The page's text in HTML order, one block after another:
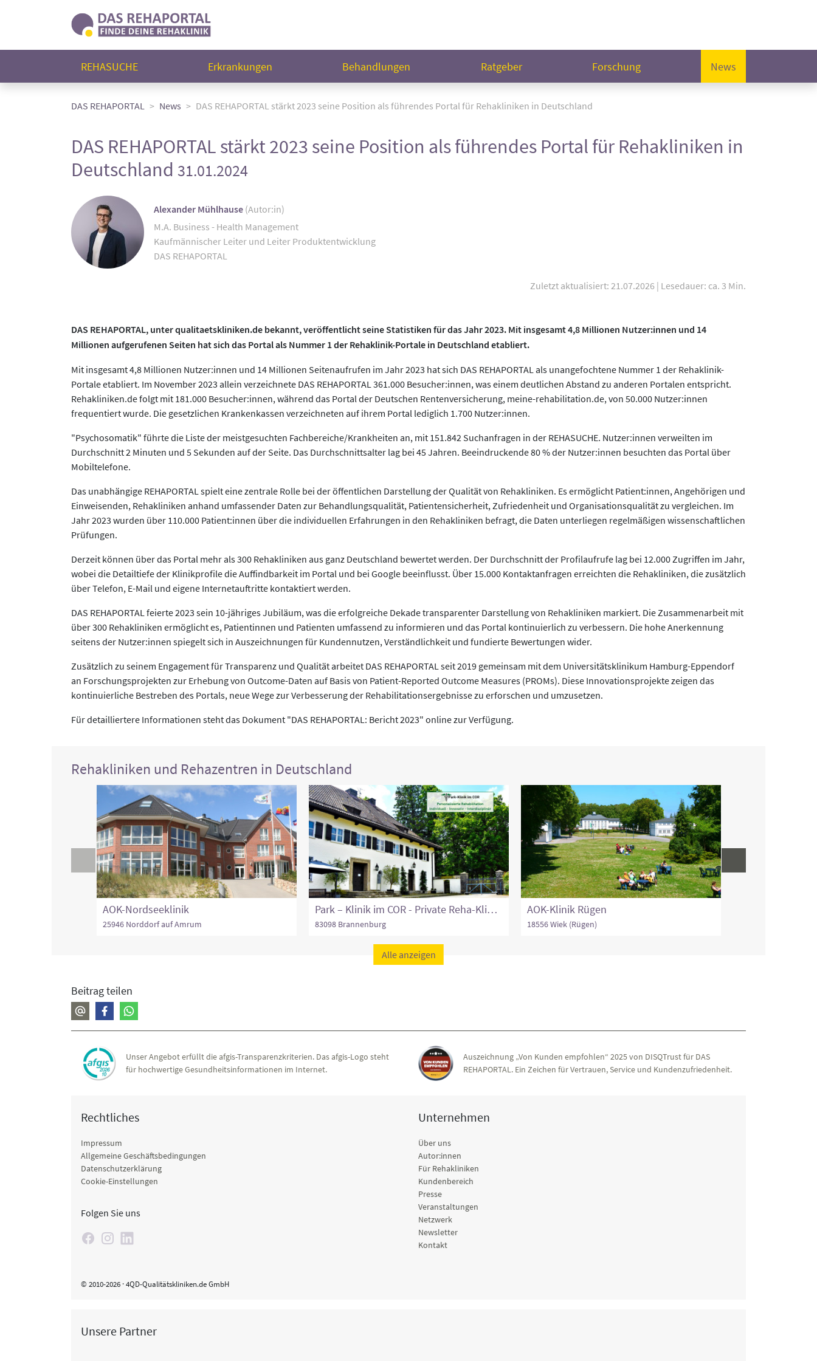
REHASUCHE Erkrankungen Behandlungen Ratgeber Forschung News
DAS REHAPORTAL News DAS REHAPORTAL stärkt 2023 seine Position als führendes Portal für Rehakliniken in Deutschland
DAS REHAPORTAL stärkt 2023 seine Position als führendes Portal für Rehakliniken in
Deutschland 31.01.2024
Alexander Mühlhause (Autor:in)
M.A. Business - Health Management
Kaufmännischer Leiter und Leiter Produktentwicklung
DAS REHAPORTAL
Zuletzt aktualisiert: 21.07.2026 | Lesedauer: ca. 3 Min.
DAS REHAPORTAL, unter qualitaetskliniken.de bekannt, veröffentlicht seine Statistiken für das Jahr 2023. Mit insgesamt 4,8 Millionen Nutzer:innen und 14
Millionen aufgerufenen Seiten hat sich das Portal als Nummer 1 der Rehaklinik-Portale in Deutschland etabliert.
Mit insgesamt 4,8 Millionen Nutzer:innen und 14 Millionen Seitenaufrufen im Jahr 2023 hat sich DAS REHAPORTAL als unangefochtene Nummer 1 der Rehaklinik-
Portale etabliert. Im November 2023 allein verzeichnete DAS REHAPORTAL 361.000 Besucher:innen, was einem deutlichen Abstand zu anderen Portalen entspricht.
Rehakliniken.de folgt mit 181.000 Besucher:innen, während das Portal der Deutschen Rentenversicherung, meine-rehabilitation.de, von 50.000 Nutzer:innen
frequentiert wurde. Die gesetzlichen Krankenkassen verzeichneten auf ihrem Portal lediglich 1.700 Nutzer:innen.
"Psychosomatik" führte die Liste der meistgesuchten Fachbereiche/Krankheiten an, mit 151.842 Suchanfragen in der REHASUCHE. Nutzer:innen verweilten im
Durchschnitt 2 Minuten und 5 Sekunden auf der Seite. Das Durchschnittsalter lag bei 45 Jahren. Beeindruckende 80 % der Nutzer:innen besuchten das Portal über
Mobiltelefone.
Das unabhängige REHAPORTAL spielt eine zentrale Rolle bei der öffentlichen Darstellung der Qualität von Rehakliniken. Es ermöglicht Patient:innen, Angehörigen und
Einweisenden, Rehakliniken anhand umfassender Daten zur Behandlungsqualität, Patientensicherheit, Zufriedenheit und Organisationsqualität zu vergleichen. Im
Jahr 2023 wurden über 110.000 Patient:innen über die individuellen Erfahrungen in den Rehakliniken befragt, die Daten unterliegen regelmäßigen wissenschaftlichen
Prüfungen.
Derzeit können über das Portal mehr als 300 Rehakliniken aus ganz Deutschland bewertet werden. Der Durchschnitt der Profilaufrufe lag bei 12.000 Zugriffen im Jahr,
wobei die Detailtiefe der Klinikprofile die Auffindbarkeit im Portal und bei Google beeinflusst. Über 15.000 Kontaktanfragen erreichten die Rehakliniken, die zusätzlich
über Telefon, E-Mail und eigene Internetauftritte kontaktiert werden.
DAS REHAPORTAL feierte 2023 sein 10-jähriges Jubiläum, was die erfolgreiche Dekade transparenter Darstellung von Rehakliniken markiert. Die Zusammenarbeit mit
über 300 Rehakliniken ermöglicht es, Patientinnen und Patienten umfassend zu informieren und das Portal kontinuierlich zu verbessern. Die hohe Anerkennung
seitens der Nutzer:innen spiegelt sich in Auszeichnungen für Kundennutzen, Verständlichkeit und fundierte Bewertungen wider.
Zusätzlich zu seinem Engagement für Transparenz und Qualität arbeitet DAS REHAPORTAL seit 2019 gemeinsam mit dem Universitätsklinikum Hamburg-Eppendorf
an Forschungsprojekten zur Erhebung von Outcome-Daten auf Basis von Patient-Reported Outcome Measures (PROMs). Diese Innovationsprojekte zeigen das
kontinuierliche Bestreben des Portals, neue Wege zur Verbesserung der Rehabilitationsergebnisse zu erforschen und umzusetzen.
Für detailliertere Informationen steht das Dokument "DAS REHAPORTAL: Bericht 2023" online zur Verfügung.
Rehakliniken und Rehazentren in Deutschland
AOK-Nordseeklinik
25946 Norddorf auf Amrum
Park – Klinik im COR - Private Reha-Klinik für Innere Medizin zur Behandlung von Erschöpfungssyndromen (Long/Post-COVID, ME/CFS u.a.)
83098 Brannenburg
AOK-Klinik Rügen
18556 Wiek (Rügen)
Alle anzeigen
Beitrag teilen
Unser Angebot erfüllt die afgis-Transparenzkriterien. Das afgis-Logo steht
für hochwertige Gesundheitsinformationen im Internet.
Auszeichnung „Von Kunden empfohlen“ 2025 von DISQTrust für DAS
REHAPORTAL. Ein Zeichen für Vertrauen, Service und Kundenzufriedenheit.
Rechtliches
Impressum
Allgemeine Geschäftsbedingungen
Datenschutzerklärung
Cookie-Einstellungen
Folgen Sie uns
Unternehmen
Über uns
Autor:innen
Für Rehakliniken
Kundenbereich
Presse
Veranstaltungen
Netzwerk
Newsletter
Kontakt
© 2010-2026 · 4QD-Qualitätskliniken.de GmbH
Unsere Partner